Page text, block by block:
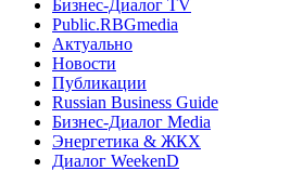
Бизнес-Диалог TV
Public.RBGmedia
Актуально
Новости
Публикации
Russian Business Guide
Бизнес-Диалог Media
Энергетика & ЖКХ
Диалог WeekenD